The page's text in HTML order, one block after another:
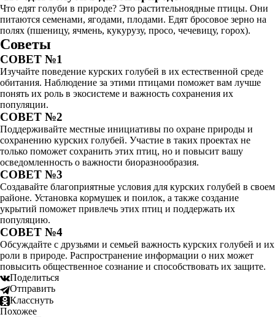
Что едят голуби в природе? Это растительноядные птицы. Они
питаются семенами, ягодами, плодами. Едят бросовое зерно на
полях (пшеницу, ячмень, кукурузу, просо, чечевицу, горох).
Советы
СОВЕТ №1
Изучайте поведение курских голубей в их естественной среде
обитания. Наблюдение за этими птицами поможет вам лучше
понять их роль в экосистеме и важность сохранения их
популяции.
СОВЕТ №2
Поддерживайте местные инициативы по охране природы и
сохранению курских голубей. Участие в таких проектах не
только поможет сохранить этих птиц, но и повысит вашу
осведомленность о важности биоразнообразия.
СОВЕТ №3
Создавайте благоприятные условия для курских голубей в своем
районе. Установка кормушек и поилок, а также создание
укрытий поможет привлечь этих птиц и поддержать их
популяцию.
СОВЕТ №4
Обсуждайте с друзьями и семьей важность курских голубей и их
роли в природе. Распространение информации о них может
повысить общественное сознание и способствовать их защите.
Поделиться
Отправить
Класснуть
Похожее